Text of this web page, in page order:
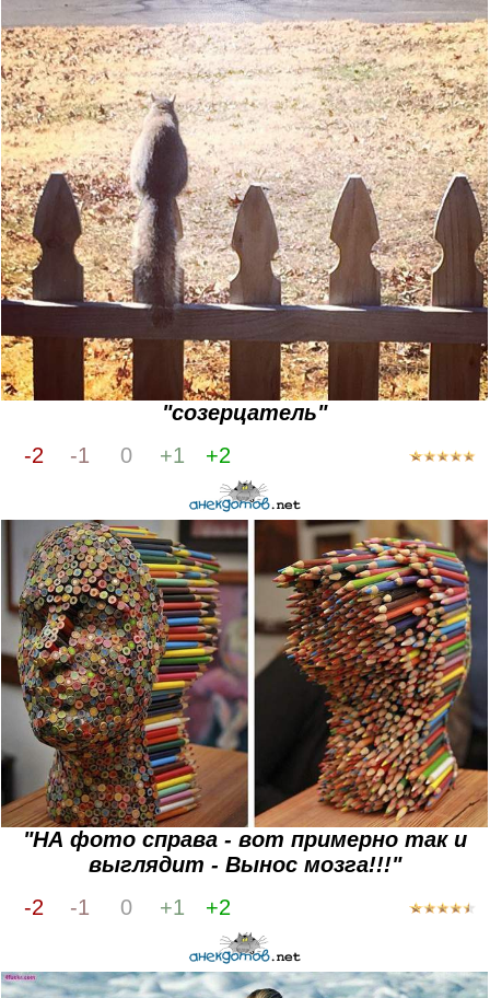
"созерцатель"
-2
-1 0 +1 +2
"НА фото справа - вот примерно так и
выглядит - Вынос мозга!!!"
-2
-1 0 +1 +2